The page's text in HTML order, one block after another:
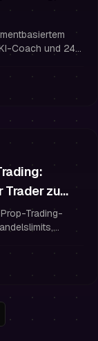
Coach und 24-
Trader zu
Trading-